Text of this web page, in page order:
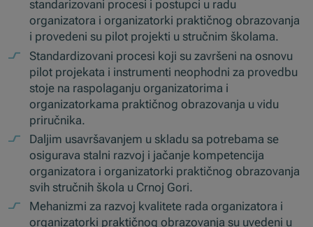
standarizovani procesi i postupci u radu
organizatora i organizatorki praktičnog obrazovanja
i provedeni su pilot projekti u stručnim školama.
Standardizovani procesi koji su završeni na osnovu
pilot projekata i instrumenti neophodni za provedbu
stoje na raspolaganju organizatorima i
organizatorkama praktičnog obrazovanja u vidu
priručnika.
Daljim usavršavanjem u skladu sa potrebama se
osigurava stalni razvoj i jačanje kompetencija
organizatora i organizatorki praktičnog obrazovanja
svih stručnih škola u Crnoj Gori.
Mehanizmi za razvoj kvalitete rada organizatora i
organizatorki praktičnog obrazovanja su uvedeni u